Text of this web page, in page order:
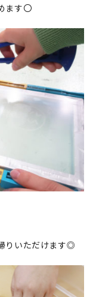
ます〇
りいただけます◎